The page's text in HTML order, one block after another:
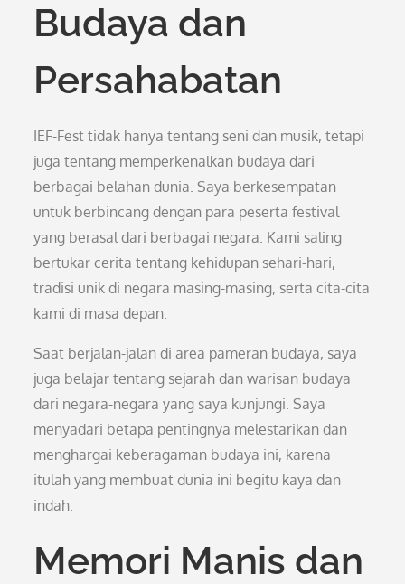
Budaya dan
Persahabatan
IEF-Fest tidak hanya tentang seni dan musik, tetapi
juga tentang memperkenalkan budaya dari
berbagai belahan dunia. Saya berkesempatan
untuk berbincang dengan para peserta festival
yang berasal dari berbagai negara. Kami saling
bertukar cerita tentang kehidupan sehari-hari,
tradisi unik di negara masing-masing, serta cita-cita
kami di masa depan.
Saat berjalan-jalan di area pameran budaya, saya
juga belajar tentang sejarah dan warisan budaya
dari negara-negara yang saya kunjungi. Saya
menyadari betapa pentingnya melestarikan dan
menghargai keberagaman budaya ini, karena
itulah yang membuat dunia ini begitu kaya dan
indah.
Memori Manis dan